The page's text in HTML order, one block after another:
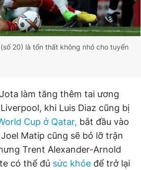
20) là tổn thất không nhỏ cho tuyển
làm tăng thêm tai ương
khi Luis Diaz cũng bị
Cup ở Qatar, bắt đầu vào
Matip cũng sẽ bỏ lỡ trận
Trent Alexander-Arnold
có thể đủ sức khỏe để trở lại